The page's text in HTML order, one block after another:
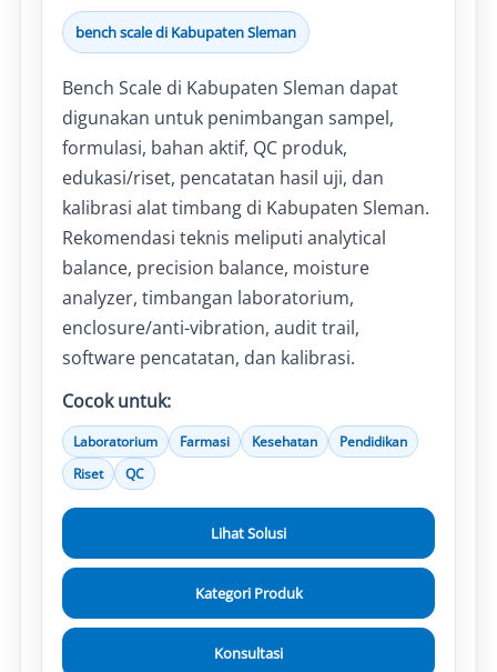
bench scale di Kabupaten Sleman
Bench Scale di Kabupaten Sleman dapat
digunakan untuk penimbangan sampel,
formulasi, bahan aktif, QC produk,
edukasi/riset, pencatatan hasil uji, dan
kalibrasi alat timbang di Kabupaten Sleman.
Rekomendasi teknis meliputi analytical
balance, precision balance, moisture
analyzer, timbangan laboratorium,
enclosure/anti-vibration, audit trail,
software pencatatan, dan kalibrasi.
Cocok untuk:
Laboratorium Farmasi Kesehatan
Pendidikan
Riset
QC
Lihat Solusi
Kategori Produk
Konsultasi